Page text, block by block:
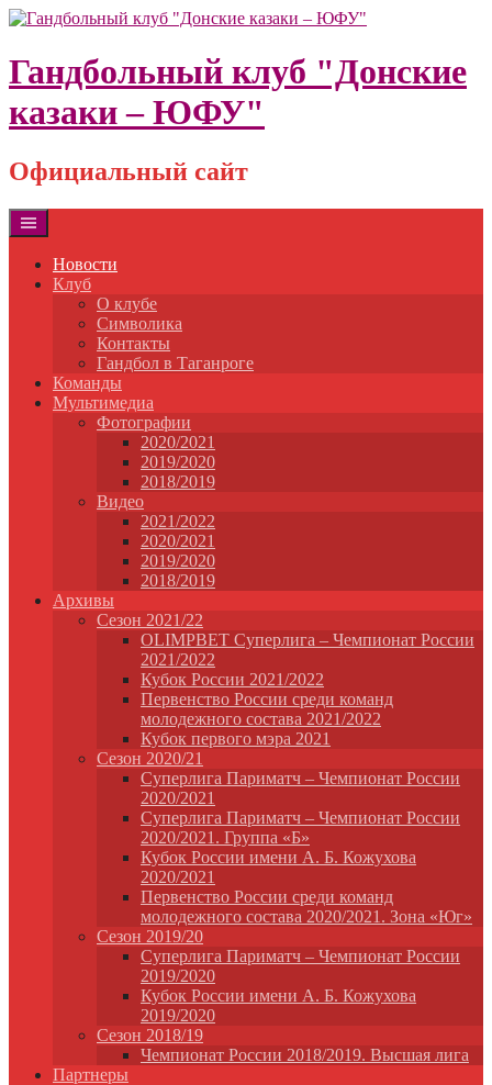
Skip
content
Гандбольный клуб "Донские
казаки – ЮФУ"
Официальный сайт
Новости
Клуб
О клубе
Символика
Контакты
Гандбол в Таганроге
Команды
Мультимедиа
Фотографии
2020/2021
2019/2020
2018/2019
Видео
2021/2022
2020/2021
2019/2020
2018/2019
Архивы
Сезон 2021/22
OLIMPBET Суперлига – Чемпионат России
2021/2022
Кубок России 2021/2022
Первенство России среди команд
молодежного состава 2021/2022
Кубок первого мэра 2021
Сезон 2020/21
Суперлига Париматч – Чемпионат России
2020/2021
Суперлига Париматч – Чемпионат России
2020/2021. Группа «Б»
Кубок России имени А. Б. Кожухова
2020/2021
Первенство России среди команд
молодежного состава 2020/2021. Зона «Юг»
Сезон 2019/20
Суперлига Париматч – Чемпионат России
2019/2020
Кубок России имени А. Б. Кожухова
2019/2020
Сезон 2018/19
Чемпионат России 2018/2019. Высшая лига
Партнеры